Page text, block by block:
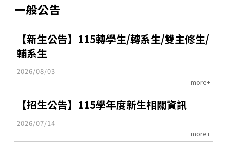
一般公告
【新生公告】115轉學生/轉系生/雙主修生/
輔系生
2026/08/03
more+
【招生公告】115學年度新生相關資訊
2026/07/14
more+